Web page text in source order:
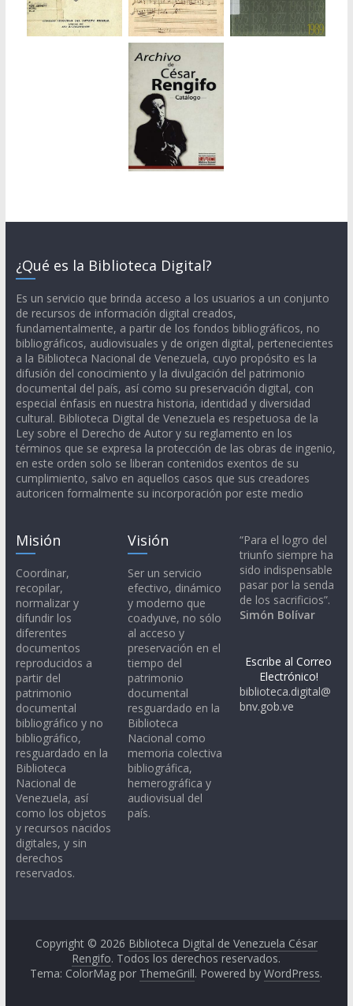
¿Qué es la Biblioteca Digital?
Es un servicio que brinda acceso a los usuarios a un conjunto
de recursos de información digital creados,
fundamentalmente, a partir de los fondos bibliográficos, no
bibliográficos, audiovisuales y de origen digital, pertenecientes
a la Biblioteca Nacional de Venezuela, cuyo propósito es la
difusión del conocimiento y la divulgación del patrimonio
documental del país, así como su preservación digital, con
especial énfasis en nuestra historia, identidad y diversidad
cultural. Biblioteca Digital de Venezuela es respetuosa de la
Ley sobre el Derecho de Autor y su reglamento en los
términos que se expresa la protección de las obras de ingenio,
en este orden solo se liberan contenidos exentos de su
cumplimiento, salvo en aquellos casos que sus creadores
autoricen formalmente su incorporación por este medio
Misión
Coordinar,
recopilar,
normalizar y
difundir los
diferentes
documentos
reproducidos a
partir del
patrimonio
documental
bibliográfico y no
bibliográfico,
resguardado en la
Biblioteca
Nacional de
Venezuela, así
como los objetos
y recursos nacidos
digitales, y sin
derechos
reservados.
Visión
Ser un servicio
efectivo, dinámico
y moderno que
coadyuve, no sólo
al acceso y
preservación en el
tiempo del
patrimonio
documental
resguardado en la
Biblioteca
Nacional como
memoria colectiva
bibliográfica,
hemerográfica y
audiovisual del
país.
“Para el logro del
triunfo siempre ha
sido indispensable
pasar por la senda
de los sacrificios”.
Simón Bolívar
Escribe al Correo
Electrónico!
biblioteca.digital@
bnv.gob.ve
Copyright © 2026 Biblioteca Digital de Venezuela César
Rengifo. Todos los derechos reservados.
Tema: ColorMag por ThemeGrill. Powered byWordPress.